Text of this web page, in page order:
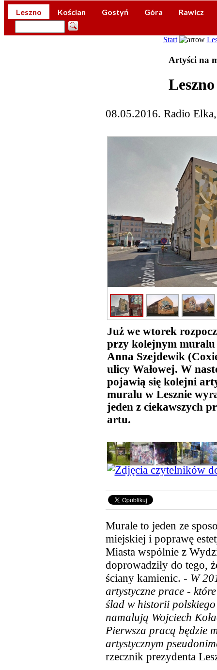
Leszno Kościan Gostyń Góra Rawicz
Start
Artyści na
08.05.2016. Radio
Już we wtorek
przy kolejnym muralu
Anna Szejdewik
ulicy Wałowej. W
pojawią się kolejni
muralu w Lesznie
jeden z ciekawszych
artu.
Murale to jeden ze
miejskiej i poprawę
Miasta wspólnie z
doprowadziły do tego,
ściany kamienic. - W
artystyczne prace -
ślad w historii
namalują Wojciech
Pierwsza pracą będzie
artystycznym
rzecznik prezydenta